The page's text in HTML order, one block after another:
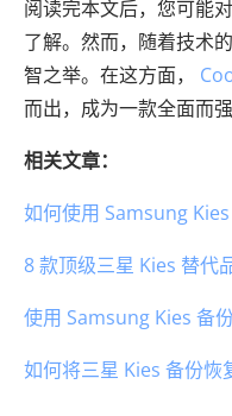
阅读完本文后，您可能
了解。然而，随着技术
智之举。在这方面，
而出，成为一款全面而
相关文章：
如何使用 Samsung
8 款顶级三星 Kies 替
使用 Samsung Kies 备
如何将三星 Kies 备份恢